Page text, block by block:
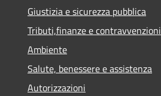
Giustizia e sicurezza pubblica
Tributi,finanze e contravvenzioni
Ambiente
Salute, benessere e assistenza
Autorizzazioni